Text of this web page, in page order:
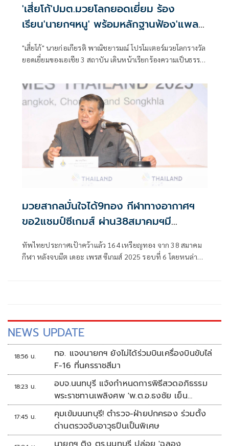
'เสี่ยโก้'ปมต.มวยโลกยอดเยี่ยม ร้อง
เรียน'นายกฯหนู' พร้อมหลักฐานฟ้อง'แพลน
บี.'
"เสี่ยโก้" นายก่อเกียรติ พาณิชยารมณ์ โปรโมเตอร์มวยโลกรางวัล
ยอดเยี่ยมของเอเชีย 3 สถาบัน เดินหน้าเรียกร้องความเป็นธรรม
เหตุการณ์ บ.แพลน บี. ร่วมมืออดีตเจ้าหน้าที่ภาครัฐปลอมแปลง
เอกสารสำคัญ ทำให้ตนเสียหายกว่า กว่า 5,000 ล้านบาท และ
ภาครัฐสูญรายได้กว่า 1,000 ล้านบาท
มวยสากลมั่นใจได้9ทอง กีฬาทางอากาศฯ
ขอ2แชมป์ซีเกมส์ ผ่าน38สมาคมฯมี
ทัพไทยประกาศเป้าคว้าแล้ว 164 เหรียญทอง จาก 38 สมาคม
กีฬา หลังจบมีต เดอะ เพรส ซีเกมส์ 2025 รอบที่ 6 โดยหนล่าสุด
NEWS UPDATE
18:56 น.
ทอ. แจงนายกฯ ยังไม่ได้ร่วมบินเครื่องบินขับไล่
F-16 ที่นครราชสีมา
18:23 น.
อบจ.นนทบุรี แจ้งกำหนดการพิธีสวดอภิธรรม
พระราชทานเพลิงศพ 'พ.ต.อ.ธงชัย เย็น
ประเสริฐ'
17:45 น.
คุมเข้มนนทบุรี! ตำรวจ-ฝ่ายปกครอง ร่วมตั้ง
ด่านตรวจจับอาวุธปืนเป็นพิเศษ